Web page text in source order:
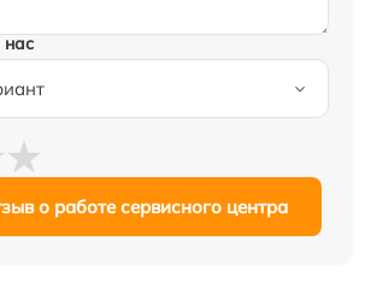
нас
о работе сервисного центра